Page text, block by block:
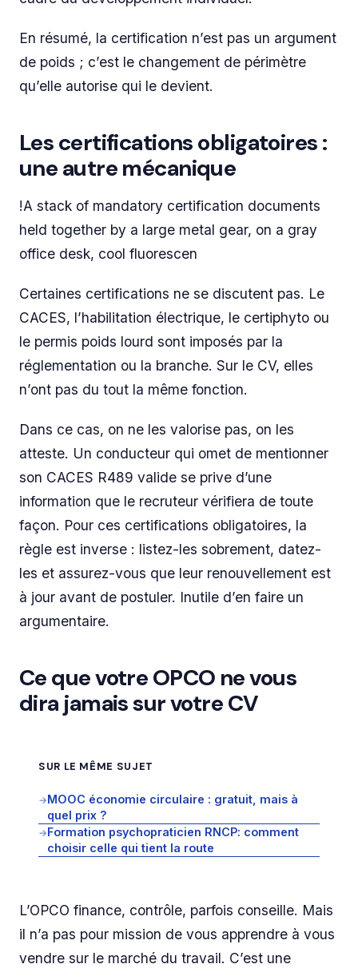
En résumé, la certification n’est pas un argument
de poids ; c’est le changement de périmètre
qu’elle autorise qui le devient.
Les certifications obligatoires :
une autre mécanique
!A stack of mandatory certification documents
held together by a large metal gear, on a gray
office desk, cool fluorescen
Certaines certifications ne se discutent pas. Le
CACES, l’habilitation électrique, le certiphyto ou
le permis poids lourd sont imposés par la
réglementation ou la branche. Sur le CV, elles
n’ont pas du tout la même fonction.
Dans ce cas, on ne les valorise pas, on les
atteste. Un conducteur qui omet de mentionner
son CACES R489 valide se prive d’une
information que le recruteur vérifiera de toute
façon. Pour ces certifications obligatoires, la
règle est inverse : listez-les sobrement, datez-
les et assurez-vous que leur renouvellement est
à jour avant de postuler. Inutile d’en faire un
argumentaire.
Ce que votre OPCO ne vous
dira jamais sur votre CV
SUR LE MÊME SUJET
→MOOC économie circulaire : gratuit, mais à
quel prix ?
→Formation psychopraticien RNCP: comment
choisir celle qui tient la route
L’OPCO finance, contrôle, parfois conseille. Mais
il n’a pas pour mission de vous apprendre à vous
vendre sur le marché du travail. C’est une